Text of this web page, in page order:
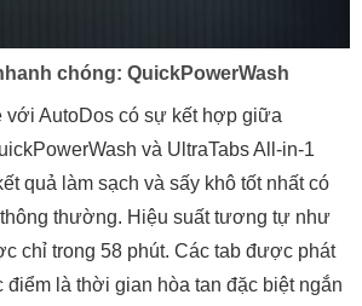
chóng: QuickPowerWash
với AutoDos có sự kết hợp giữa
và UltraTabs All-in-1
quả làm sạch và sấy khô tốt nhất có
thường. Hiệu suất tương tự như
chỉ trong 58 phút. Các tab được phát
điểm là thời gian hòa tan đặc biệt ngắn